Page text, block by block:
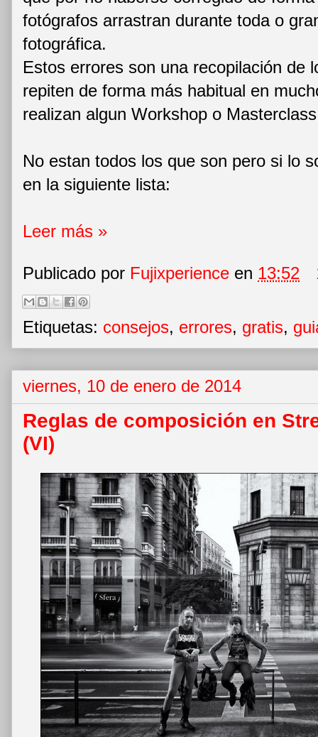
fotógrafos arrastran durante toda o
fotográfica.
Estos errores son una recopilación de
repiten de forma más habitual en
realizan algun Workshop o
No estan todos los que son pero si lo
en la siguiente lista:
Leer más »
Publicado por Fujixperience en 13:52
Etiquetas: consejos, errores, gratis,
viernes, 10 de enero de 2014
Reglas de composición en
(VI)